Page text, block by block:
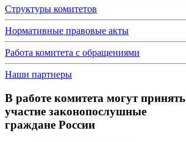
Структуры комитетов
Нормативные правовые акты
Работа комитета с обращениями
Наши партнеры
В работе комитета могут принять
участие законопослушные
граждане России